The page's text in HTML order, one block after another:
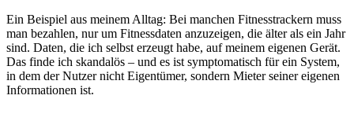
Ein Beispiel aus meinem Alltag: Bei manchen Fitnesstrackern muss
man bezahlen, nur um Fitnessdaten anzuzeigen, die älter als ein Jahr
sind. Daten, die ich selbst erzeugt habe, auf meinem eigenen Gerät.
Das finde ich skandalös – und es ist symptomatisch für ein System,
in dem der Nutzer nicht Eigentümer, sondern Mieter seiner eigenen
Informationen ist.